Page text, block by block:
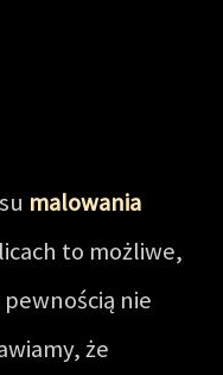
malowania
to możliwe,
nie
że